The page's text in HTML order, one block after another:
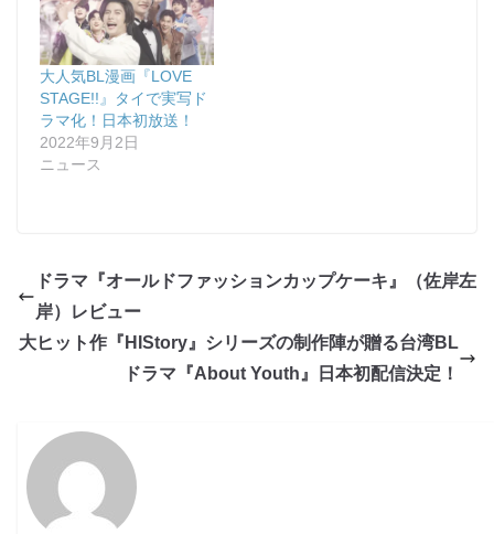
大人気BL漫画『LOVE
STAGE!!』タイで実写ド
ラマ化！日本初放送！
2022年9月2日
ニュース
ドラマ『オールドファッションカップケーキ』（佐岸左
岸）レビュー
大ヒット作『HIStory』シリーズの制作陣が贈る台湾BL
ドラマ『About Youth』日本初配信決定！